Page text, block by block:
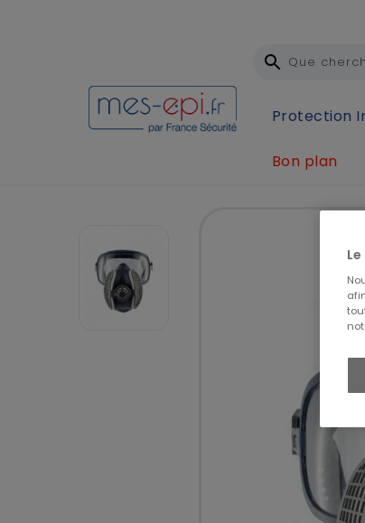
Protection
Bon plan
Protection Individuelle (EPI)